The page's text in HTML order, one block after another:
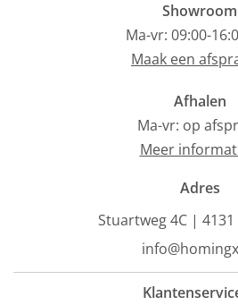
Showroom
Ma-vr: 09:00-
Maak een
Afhalen
Ma-vr: op
Meer
Adres
Stuartweg 4C | 4131